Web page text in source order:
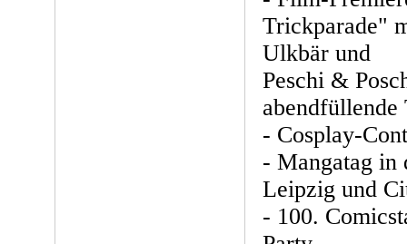
Trickparade"
Ulkbär und
Peschi &
- Cosplay-
- Mangatag in
Leipzig und
- 100.